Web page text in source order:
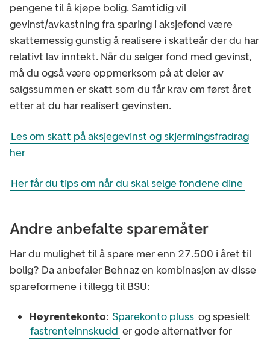
pengene til å kjøpe bolig. Samtidig vil
gevinst/avkastning fra sparing i aksjefond være
skattemessig gunstig å realisere i skatteår der du har
relativt lav inntekt. Når du selger fond med gevinst,
må du også være oppmerksom på at deler av
salgssummen er skatt som du får krav om først året
etter at du har realisert gevinsten.
Les om skatt på aksjegevinst og skjermingsfradrag
her
Her får du tips om når du skal selge fondene dine
Andre anbefalte sparemåter
Har du mulighet til å spare mer enn 27.500 i året til
bolig? Da anbefaler Behnaz en kombinasjon av disse
spareformene i tillegg til BSU:
Høyrentekonto: Sparekonto pluss og spesielt
fastrenteinnskudd er gode alternativer for